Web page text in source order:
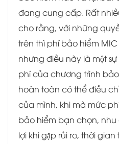
đang cung cấp. Rất
cho rằng, với những
trên thì phí bảo hiểm
nhưng điều này là một
phí của chương trình
hoàn toàn có thể điều
của mình, khi mà mức
bảo hiểm bạn chọn,
lợi khi gặp rủi ro, thời